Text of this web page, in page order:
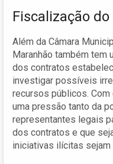
Fiscalização
Além da Câmara
Maranhão também tem
dos contratos
investigar possíveis
recursos públicos.
uma pressão tanto da
representantes legais
dos contratos e que
iniciativas ilícitas sejam